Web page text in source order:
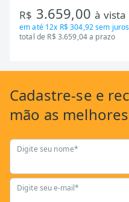
RT650EVK463)
R$ 3.659,00à vista
em até 12x R$ 304,92sem juros
total de R$ 3.659,04 a prazo
Cadastre-se e
mão as
Digite seu nome*
Digite seu e-mail*